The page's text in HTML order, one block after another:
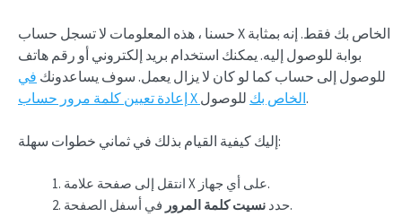
حسنا ، هذه المعلومات لا تسجل حساب X الخاص بك فقط. إنه بمثابة
بوابة للوصول إليه. يمكنك استخدام بريد إلكتروني أو رقم هاتف
للوصول إلى حساب كما لو كان لا يزال يعمل. سوف يساعدونك في
إعادة تعيين كلمة مرور حساب X الخاص بكللوصول.
إليك كيفية القيام بذلك في ثماني خطوات سهلة:
انتقل إلى صفحة علامة X على أي جهاز.
حدد نسيت كلمة المرور
في أسفل الصفحة.